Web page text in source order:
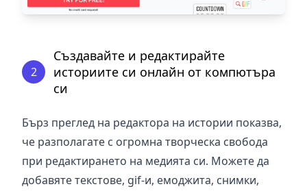
2
Създавайте и редактирайте
историите си онлайн от компютъра
си
Бърз преглед на редактора на истории показва,
че разполагате с огромна творческа свобода
при редактирането на медията си. Можете да
добавяте текстове, gif-и, емоджита, снимки,